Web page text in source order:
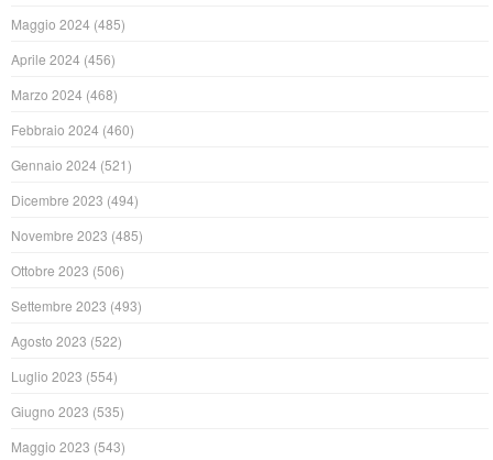
Maggio 2024 (485)
Aprile 2024 (456)
Marzo 2024 (468)
Febbraio 2024 (460)
Gennaio 2024 (521)
Dicembre 2023 (494)
Novembre 2023 (485)
Ottobre 2023 (506)
Settembre 2023 (493)
Agosto 2023 (522)
Luglio 2023 (554)
Giugno 2023 (535)
Maggio 2023 (543)